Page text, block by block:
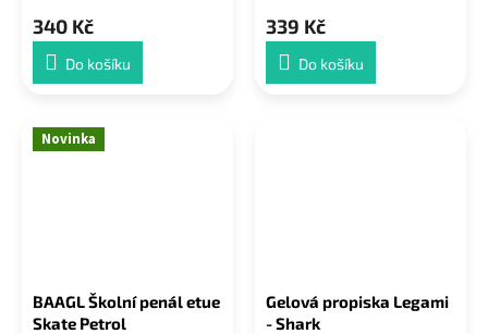
340 Kč
Do košíku
339 Kč
Do košíku
Novinka
BAAGL Školní penál etue
Skate Petrol
Gelová propiska Legami
- Shark